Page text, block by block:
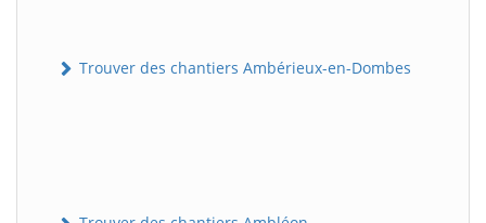
Trouver des chantiers Ambérieux-en-Dombes